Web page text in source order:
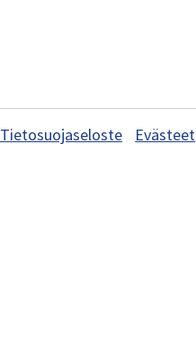
Tietosuojaseloste Evästeet